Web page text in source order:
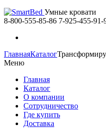
Умные кровати
8-800-555-85-86 7-925-455-91-
ГлавнаяКаталог
Меню
Главная
Каталог
О компании
Сотрудничество
Где купить
Доставка